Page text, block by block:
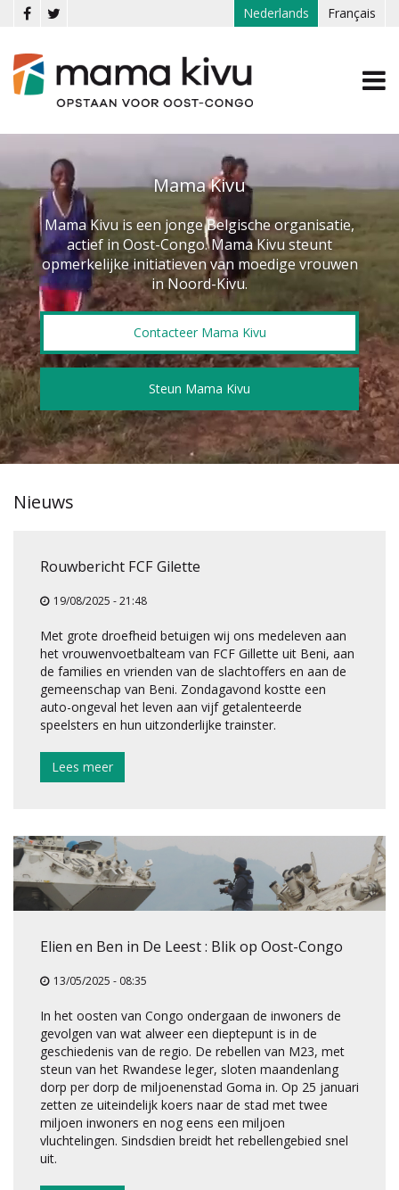
Overslaan en naar de inhoud gaan Nederlands Français
Mama Kivu
Mama Kivu is een jonge Belgische organisatie,
actief in Oost-Congo. Mama Kivu steunt
opmerkelijke initiatieven van moedige vrouwen
in Noord-Kivu.
Nieuws
Rouwbericht FCF Gilette
19/08/2025 - 21:48
Met grote droefheid betuigen wij ons medeleven aan
het vrouwenvoetbalteam van FCF Gillette uit Beni, aan
de families en vrienden van de slachtoffers en aan de
gemeenschap van Beni. Zondagavond kostte een
auto-ongeval het leven aan vijf getalenteerde
speelsters en hun uitzonderlijke trainster.
Lees meer
Elien en Ben in De Leest : Blik op Oost-Congo
13/05/2025 - 08:35
In het oosten van Congo ondergaan de inwoners de
gevolgen van wat alweer een dieptepunt is in de
geschiedenis van de regio. De rebellen van M23, met
steun van het Rwandese leger, sloten maandenlang
dorp per dorp de miljoenenstad Goma in. Op 25 januari
zetten ze uiteindelijk koers naar de stad met twee
miljoen inwoners en nog eens een miljoen
vluchtelingen. Sindsdien breidt het rebellengebied snel
uit.